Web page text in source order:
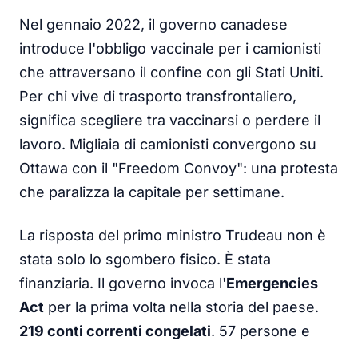
Nel gennaio 2022, il governo canadese
introduce l'obbligo vaccinale per i camionisti
che attraversano il confine con gli Stati Uniti.
Per chi vive di trasporto transfrontaliero,
significa scegliere tra vaccinarsi o perdere il
lavoro. Migliaia di camionisti convergono su
Ottawa con il "Freedom Convoy": una protesta
che paralizza la capitale per settimane.
La risposta del primo ministro Trudeau non è
stata solo lo sgombero fisico. È stata
finanziaria. Il governo invoca l'Emergencies
Act per la prima volta nella storia del paese.
219 conti correnti congelati. 57 persone e